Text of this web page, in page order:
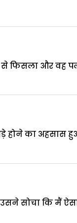
से फिसला और वह
होने का अहसास
सोचा कि मैं